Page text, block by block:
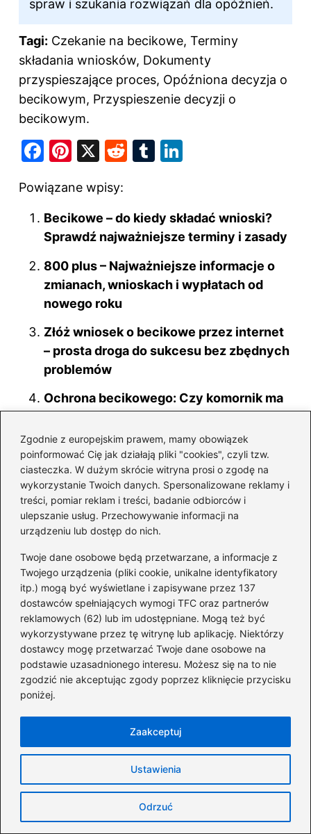
Zgodnie z europejskim prawem, mamy obowiązek
poinformować Cię jak działają pliki "cookies", czyli tzw.
ciasteczka. W dużym skrócie witryna prosi o zgodę na
wykorzystanie Twoich danych. Spersonalizowane reklamy i
treści, pomiar reklam i treści, badanie odbiorców i
ulepszanie usług. Przechowywanie informacji na
urządzeniu lub dostęp do nich.
Twoje dane osobowe będą przetwarzane, a informacje z
Twojego urządzenia (pliki cookie, unikalne identyfikatory
itp.) mogą być wyświetlane i zapisywane przez 137
dostawców spełniających wymogi TFC oraz partnerów
reklamowych (62) lub im udostępniane. Mogą też być
wykorzystywane przez tę witrynę lub aplikację. Niektórzy
dostawcy mogę przetwarzać Twoje dane osobowe na
podstawie uzasadnionego interesu. Możesz się na to nie
zgodzić nie akceptując zgody poprzez kliknięcie przycisku
poniżej.
Ustawienia
Odrzuć
Zaakceptuj
spraw i szukania rozwiązań dla opóźnień.
Tagi: Czekanie na becikowe, Terminy
składania wniosków, Dokumenty
przyspieszające proces, Opóźniona decyzja o
becikowym, Przyspieszenie decyzji o
becikowym.
F
c
e
b
o
o
k
Pi
er
e
st
X
R
di
t
T
bl
r
e
dI
n
Powiązane wpisy:
Becikowe – do kiedy składać wnioski?
Sprawdź najważniejsze terminy i zasady
800 plus – Najważniejsze informacje o
zmianach, wnioskach i wypłatach od
nowego roku
Złóż wniosek o becikowe przez internet
– prosta droga do sukcesu bez zbędnych
problemów
Ochrona becikowego: Czy komornik ma
Ile można zarobić, aby zachować rentę?
Poznaj limity i zasady!
Czy 800 plus do 25 lat? Odkryj, jakie
wsparcie przysługuje młodym!
Nowe zasady 800 plus w 2026 roku: Jak
nie stracić świadczenia?
Jak uzyskać 800 plus dla Ukraińców?
Przewodnik po warunkach, wniosku i
najczęstszych błędach
Becikowe: Przewodnik po obliczaniu
dochodu i progu 1922 zł netto krok po
kroku
Jak złożyć wniosek o 800 plus 2026?
Terminy i zasady, które musisz znać